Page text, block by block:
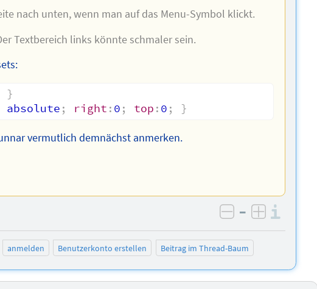
nach unten, wenn man auf das Menu-Symbol klickt.
Textbereich links könnte schmaler sein.
}
absolute ; right : 0 ; top : 0 ; }
vermutlich demnächst anmerken.
negativ
– positiv
anmelden Benutzerkonto erstellen Beitrag im Thread-Baum